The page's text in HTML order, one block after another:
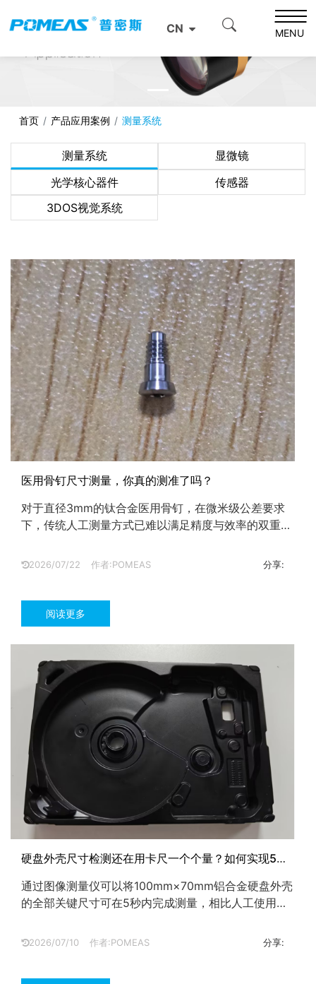
CN MENU
首页 产品应用案例 测量系统
测量系统
显微镜
光学核心器件
传感器
3DOS视觉系统
医用骨钉尺寸测量，你真的测准了吗？
对于直径3mm的钛合金医用骨钉，在微米级公差要求
下，传统人工测量方式已难以满足精度与效率的双重需
可追溯的全尺寸自动化检测。...
2026/07/22 作者:POMEAS 分享:
阅读更多
硬盘外壳尺寸检测还在用卡尺一个个量？如何实现5秒
通过图像测量仪可以将100mm×70mm铝合金硬盘外壳
的全部关键尺寸可在5秒内完成测量，相比人工使用千
了人为读数误差。...
2026/07/10 作者:POMEAS 分享: